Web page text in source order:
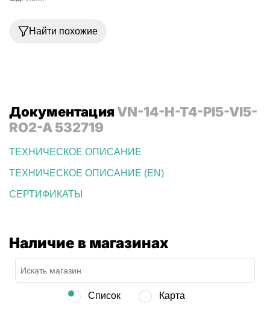
Найти похожие
ДокументацияVN-14-H-T4-PI5-VI5-
RO2-A 532719
ТЕХНИЧЕСКОЕ ОПИСАНИЕ
ТЕХНИЧЕСКОЕ ОПИСАНИЕ (EN)
СЕРТИФИКАТЫ
Наличие в магазинах
Список Карта